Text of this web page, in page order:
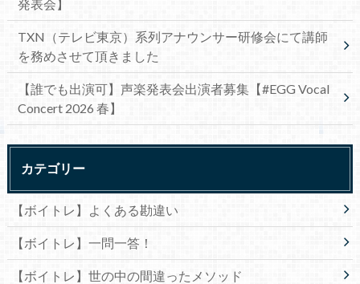
発表会】
TXN（テレビ東京）系列アナウンサー研修会にて講師
を務めさせて頂きました
【誰でも出演可】声楽発表会出演者募集【#EGG Vocal
Concert 2026 春】
カテゴリー
【ボイトレ】よくある勘違い
【ボイトレ】一問一答！
【ボイトレ】世の中の間違ったメソッド